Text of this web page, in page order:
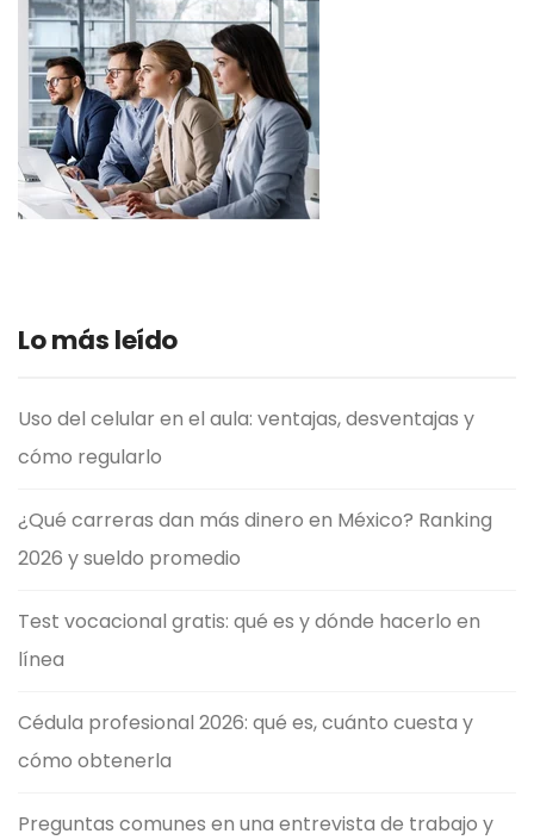
Lo más leído
Uso del celular en el aula: ventajas, desventajas y
cómo regularlo
¿Qué carreras dan más dinero en México? Ranking
2026 y sueldo promedio
Test vocacional gratis: qué es y dónde hacerlo en
línea
Cédula profesional 2026: qué es, cuánto cuesta y
cómo obtenerla
Preguntas comunes en una entrevista de trabajo y